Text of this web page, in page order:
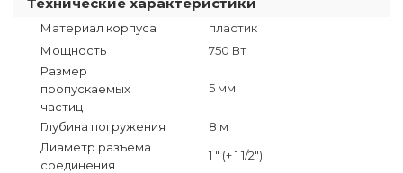
Материал корпуса
пластик
Мощность
750 Вт
Размер
пропускаемых
частиц
5 мм
Глубина погружения
8 м
Диаметр разъема
соединения
1 " (+ 1 1/2")